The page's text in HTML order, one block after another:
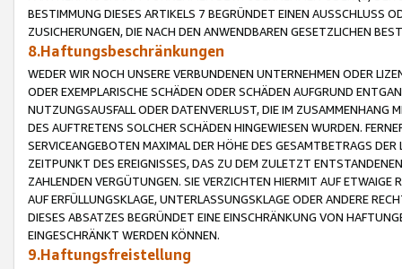
BESTIMMUNG DIESES ARTIKELS 7 BEGRÜNDET EINEN AUSSCHLUSS
ZUSICHERUNGEN, DIE NACH DEN ANWENDBAREN GESETZLICHEN
8.Haftungsbeschränkungen
WEDER WIR NOCH UNSERE VERBUNDENEN UNTERNEHMEN ODER
ODER EXEMPLARISCHE SCHÄDEN ODER SCHÄDEN AUFGRUND
NUTZUNGSAUSFALL ODER DATENVERLUST, DIE IM ZUSAMMENHANG
DES AUFTRETENS SOLCHER SCHÄDEN HINGEWIESEN WURDEN.
SERVICEANGEBOTEN MAXIMAL DER HÖHE DES GESAMTBETRAGS
ZEITPUNKT DES EREIGNISSES, DAS ZU DEM ZULETZT
ZAHLENDEN VERGÜTUNGEN. SIE VERZICHTEN HIERMIT AUF
AUF ERFÜLLUNGSKLAGE, UNTERLASSUNGSKLAGE ODER ANDERE
DIESES ABSATZES BEGRÜNDET EINE EINSCHRÄNKUNG VON
EINGESCHRÄNKT WERDEN KÖNNEN.
9.Haftungsfreistellung